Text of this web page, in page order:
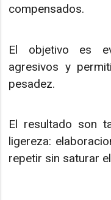
compensados.
El objetivo es
agresivos y
pesadez.
El resultado son
ligereza:
repetir sin saturar